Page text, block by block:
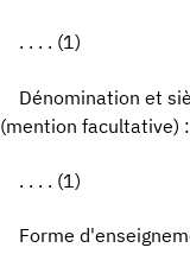
. . . . (1)
Dénomination et
(mention facultative) :
. . . . (1)
Forme